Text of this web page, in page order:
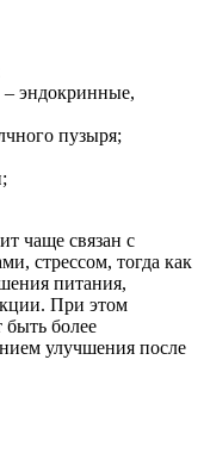
– эндокринные,
пузыря;
чаще связан с
стрессом, тогда как
питания,
При этом
быть более
улучшения после